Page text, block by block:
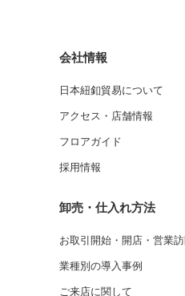
会社情報
日本紐釦貿易について
アクセス・店舗情報
フロアガイド
採用情報
卸売・仕入れ方法
お取引開始・開店・営業
業種別の導入事例
ご来店に関して